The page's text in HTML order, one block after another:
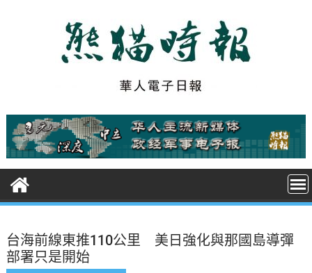
t
台海前線東推110公里 美日強化與那國島導彈
部署只是開始